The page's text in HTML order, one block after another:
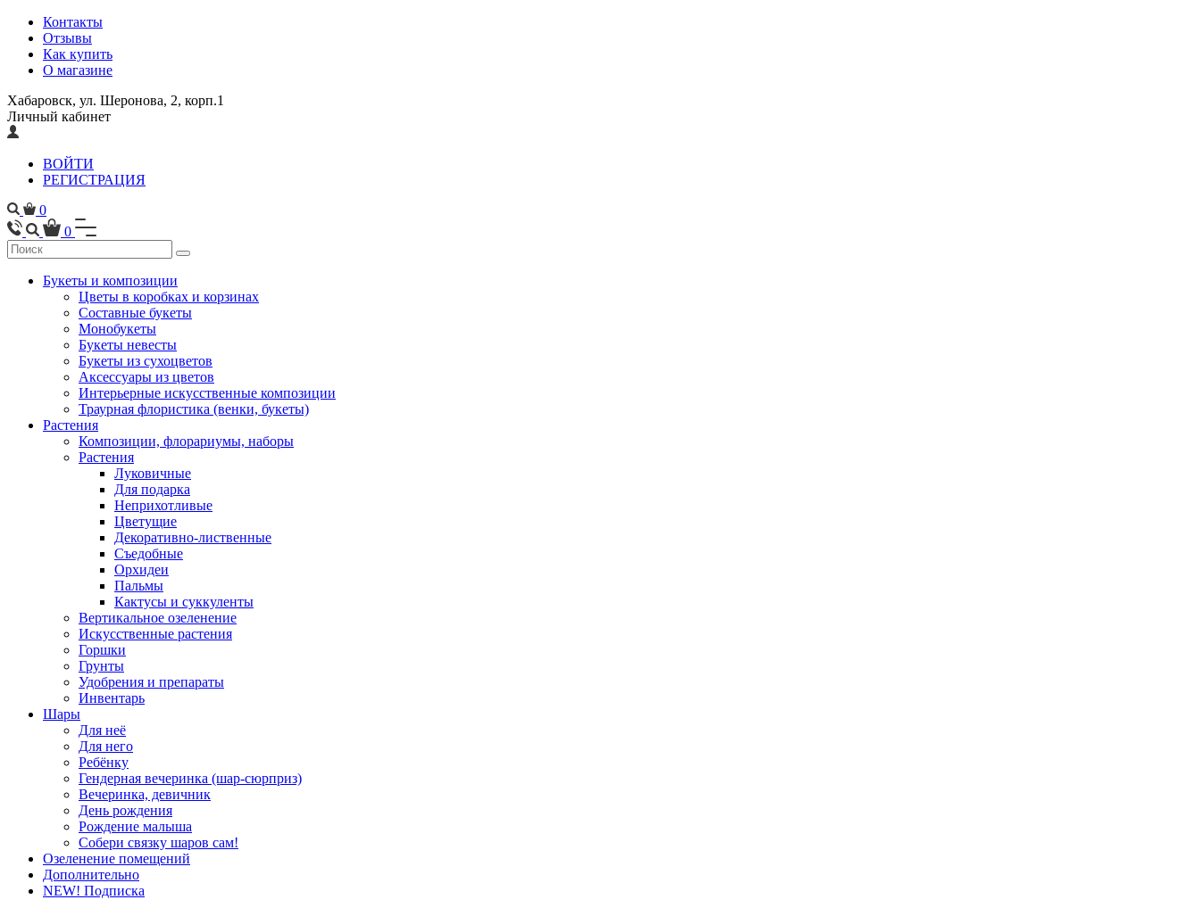
Контакты
Отзывы
Как купить
О магазине
Хабаровск, ул. Шеронова, 2, корп.1
Личный кабинет
ВОЙТИ
РЕГИСТРАЦИЯ
0
0
Букеты и композиции
Цветы в коробках и корзинах
Составные букеты
Монобукеты
Букеты невесты
Букеты из сухоцветов
Аксессуары из цветов
Интерьерные искусственные композиции
Траурная флористика (венки, букеты)
Растения
Композиции, флорариумы, наборы
Растения
Луковичные
Для подарка
Неприхотливые
Цветущие
Декоративно-лиственные
Съедобные
Орхидеи
Пальмы
Кактусы и суккуленты
Вертикальное озеленение
Искусственные растения
Горшки
Грунты
Удобрения и препараты
Инвентарь
Шары
Для неё
Для него
Ребёнку
Гендерная вечеринка (шар-сюрприз)
Вечеринка, девичник
День рождения
Рождение малыша
Собери связку шаров сам!
Озеленение помещений
Дополнительно
NEW! Подписка